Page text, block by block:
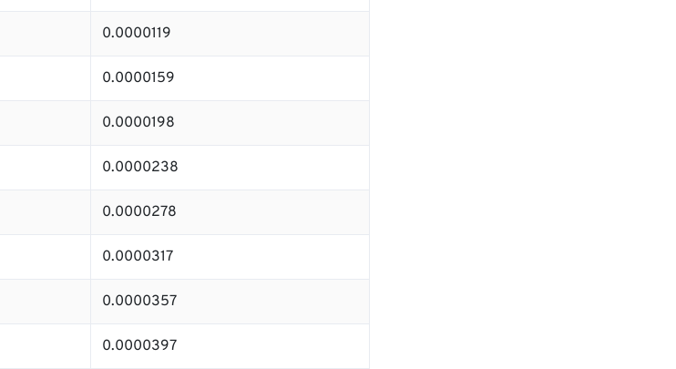
0.0000119
0.0000159
0.0000198
0.0000238
0.0000278
0.0000317
0.0000357
0.0000397